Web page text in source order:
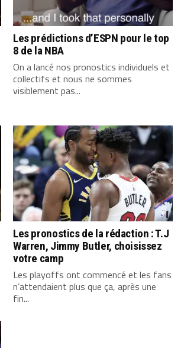
Les prédictions d’ESPN pour le top
8 de la NBA
On a lancé nos pronostics individuels et
collectifs et nous ne sommes
visiblement pas...
Les pronostics de la rédaction : T.J
Warren, Jimmy Butler, choisissez
votre camp
Les playoffs ont commencé et les fans
n’attendaient plus que ça, après une
fin...